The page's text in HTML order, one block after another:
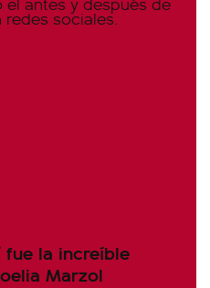
fue la increíble
Marzol